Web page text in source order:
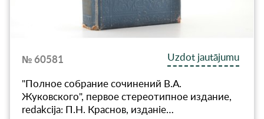
№ 60581
Uzdot jautājumu
"Полное собрание сочинений В.А.
Жуковского", первое стереотипное издание,
redakcija: П.Н. Краснов, изданiе…